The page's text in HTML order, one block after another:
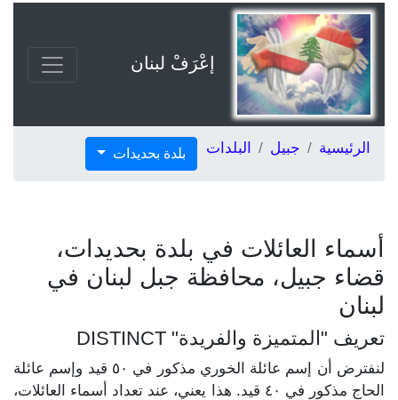
إعْرَفْ لبنان
الرئيسية جبيل البلدات بلدة بحديدات
أسماء العائلات في بلدة بحديدات،
قضاء جبيل، محافظة جبل لبنان في
لبنان
تعريف "المتميزة والفريدة" DISTINCT
لنفترض أن إسم عائلة الخوري مذكور في ٥٠ قيد وإسم عائلة
الحاج مذكور في ٤٠ قيد. هذا يعني، عند تعداد أسماء العائلات،